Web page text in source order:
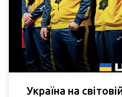
Україна на